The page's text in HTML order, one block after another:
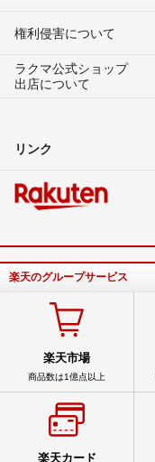
権利侵害について
ラクマ公式ショップ
出店について
リンク
楽天のグループサービス
楽天市場
商品数は1億点以上
楽天カード